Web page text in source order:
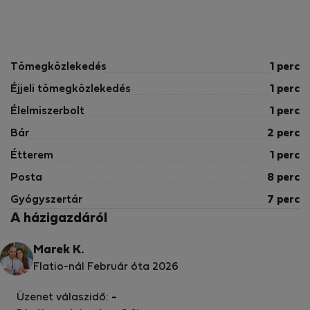
Tömegközlekedés 1 perc
Éjjeli tömegközlekedés 1 perc
Élelmiszerbolt 1 perc
Bár 2 perc
Étterem 1 perc
Posta 8 perc
Gyógyszertár 7 perc
A házigazdáról
Marek K.
Flatio-nál Február óta 2026
Üzenet válaszidő: -